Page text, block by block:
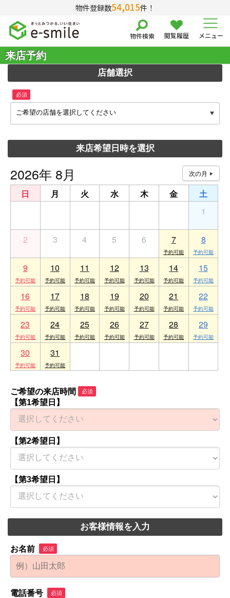
物件登録数54,015件！
物件検索 閲覧履歴 メニュー
来店予約
店舗選択
必須
ご希望の店舗を選択してください
来店希望日時を選択
2026年 8月
日 月 火 水 木 金
土
1
2 3 4 5 6 7 8
9 10 11 12 13 14 15
16 17 18 19 20 21 22
23 24 25 26 27 28 29
30 31
ご希望の来店時間 必須
【第1希望日】
【第2希望日】
【第3希望日】
お客様情報を入力
お名前 必須
電話番号 必須